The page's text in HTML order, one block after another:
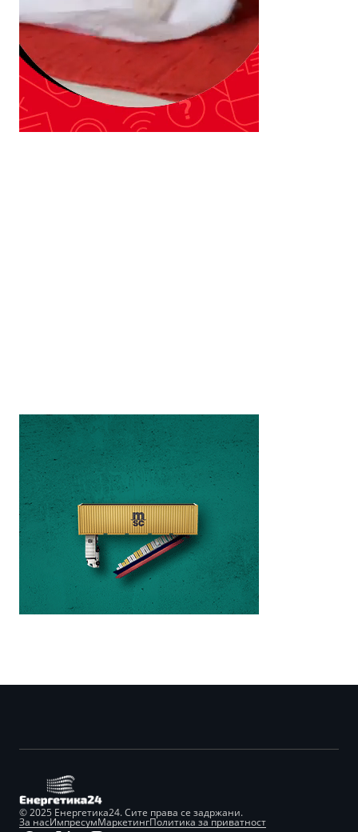
© 2025 Енергетика24. Сите права се задржани.
За насИмпресумМаркетингПолитика за приватност